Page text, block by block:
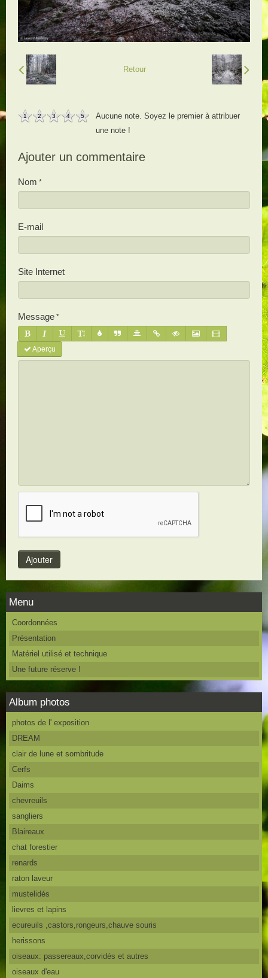
Retour
1 2 3 4 5
Aucune note. Soyez le premier à attribuer
une note !
Ajouter un commentaire
Nom
E-mail
Site Internet
Message
Aperçu
Menu
Coordonnées
Présentation
Matériel utilisé et technique
Une future réserve !
Album photos
photos de l' exposition
DREAM
clair de lune et sombritude
Cerfs
Daims
chevreuils
sangliers
Blaireaux
chat forestier
renards
raton laveur
mustelidés
lievres et lapins
ecureuils ,castors,rongeurs,chauve souris
herissons
oiseaux: passereaux,corvidés et autres
oiseaux d'eau